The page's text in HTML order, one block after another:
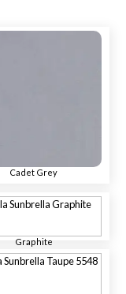
Cadet Grey
Graphite